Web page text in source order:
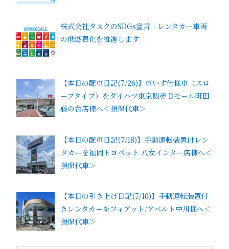
株式会社タスクのSDGs宣言｜レンタカー車両
の低燃費化を推進します
【本日の配車日記(7/26)】車いす仕様車（スロ
ープタイプ）をダイハツ東京販売 Dモール町田
藤の台店様へ＜損保代車＞
【本日の配車日記(7/18)】手動運転装置付レン
タカーを福岡トヨペット 八女インター店様へ＜
損保代車＞
【本日の引き上げ日記(7/10)】手動運転装置付
きレンタカーをフィアット/アバルト中川様へ＜
損保代車＞